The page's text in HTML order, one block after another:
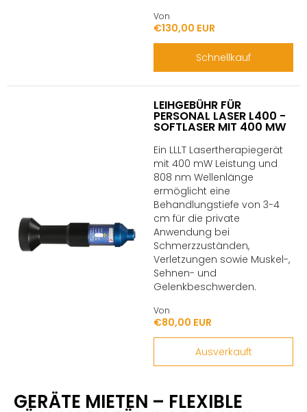
Von
€130,00 EUR
Schnellkauf
LEIHGEBÜHR FÜR
PERSONAL LASER L400 -
SOFTLASER MIT 400 MW
Ein LLLT Lasertherapiegerät
mit 400 mW Leistung und
808 nm Wellenlänge
ermöglicht eine
Behandlungstiefe von 3-4
cm für die private
Anwendung bei
Schmerzzuständen,
Verletzungen sowie Muskel-,
Sehnen- und
Gelenkbeschwerden.
Von
€80,00 EUR
Ausverkauft
GERÄTE MIETEN – FLEXIBLE